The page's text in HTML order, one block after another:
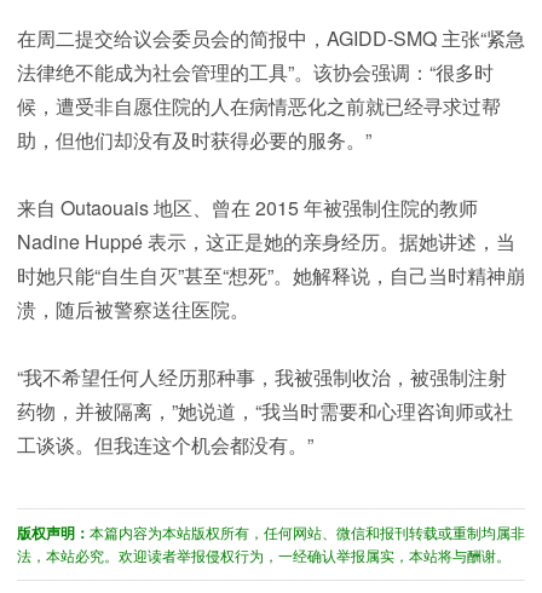
在周二提交给议会委员会的简报中，AGIDD-SMQ 主张“紧急
法律绝不能成为社会管理的工具”。该协会强调：“很多时
候，遭受非自愿住院的人在病情恶化之前就已经寻求过帮
助，但他们却没有及时获得必要的服务。”
来自 Outaouais 地区、曾在 2015 年被强制住院的教师
Nadine Huppé 表示，这正是她的亲身经历。据她讲述，当
时她只能“自生自灭”甚至“想死”。她解释说，自己当时精神崩
溃，随后被警察送往医院。
“我不希望任何人经历那种事，我被强制收治，被强制注射
药物，并被隔离，”她说道，“我当时需要和心理咨询师或社
工谈谈。但我连这个机会都没有。”
版权声明： 本篇内容为本站版权所有，任何网站、微信和报刊转载或重制均属非
法，本站必究。欢迎读者举报侵权行为，一经确认举报属实，本站将与酬谢。